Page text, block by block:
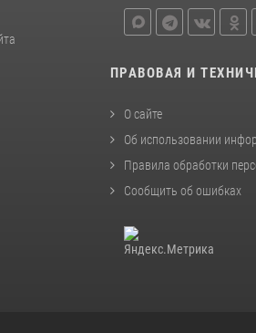
ПРАВОВАЯ И
О сайте
Об использовании
Правила обработки
Сообщить об ошибках